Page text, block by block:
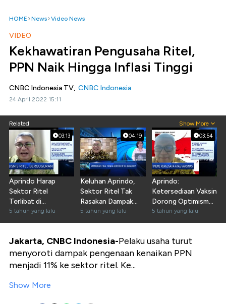
HOME News Video News
VIDEO
Kekhawatiran Pengusaha Ritel,
PPN Naik Hingga Inflasi Tinggi
CNBC Indonesia TV, CNBC Indonesia
24 April 2022 15:11
Related Show More
03:13
Aprindo Harap
Sektor Ritel
Terlibat di
Penetapan
Kenaikan PPN
5 tahun yang lalu
04:19
Keluhan Aprindo,
Sektor Ritel Tak
Rasakan Dampak
Subsidi PEN
5 tahun yang lalu
03:54
Aprindo:
Ketersediaan Vaksin
Dorong Optimisme
Sektor Ritel
5 tahun yang lalu
Jakarta, CNBC Indonesia-Pelaku usaha turut
menyoroti dampak pengenaan kenaikan PPN
menjadi 11% ke sektor ritel. Ke...
Show More